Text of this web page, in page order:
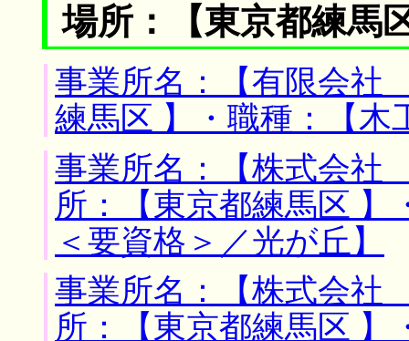
場所：【東京都練馬
事業所名：【有限会社
練馬区 】・職種：【
事業所名：【株式会
所：【東京都練馬区
＜要資格＞／光が丘】
事業所名：【株式会
所：【東京都練馬区